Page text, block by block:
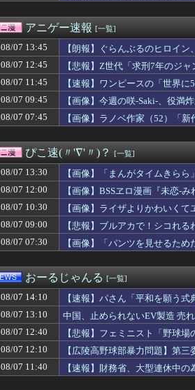
先月2人目が生まれたんだけど大学までの学
【動画】デブの喧嘩 ガチでヤバい……
ジャンポケ斉藤の被害女性「バウムクーヘン
【画像】このAIライザちゃん、明らかにおっ
【画像】ロッテ「アイスとコラボするポケモ
高校野球の暑さ対策として18時から4試合深
韓国人「悲報：FIFA会長にさえ2002年W杯
【画像】甲子園のチアさん、優勝レベルが発
巨乳女さん「この度、Tiffanyの婚約指輪を貰
【総務省人事】エース級の財務官僚・一松
【悲報】高野連「暑熱対策で第2試合は13:30
ガジェットってなに？
【極旨牛鉄板】吉野家のステーキ定食1500円
おじさんワイ、『HUNTER×HUNTER』のキ
【悲報】布団ちゃん、今回の老人会RUSTは
新内眞衣さん、やはり妖艶、大変なことにな
【ウマ娘】ローソンコラボ、『なりきり！か
【ラブライブ！】瑠璃乃とみおんのメスガキ
【悲報】積水ハウス「地面師に55億円騙し
「インコを見せてあげる」少女を公園内に誘
【にじさんじ】レヴィちゃん、3Dライブ「
「この名前このライダーに使ったの勿体ない
韓国人「中東の緊張が再燃…イランのドロー
【衝撃】韓国人「井上尚弥が初めて“人間”に
【画像】小倉ゆうか(27)さん、7年ぶり『
リアルで好きと言っても引かれないアニメ
【朗報】瀬戸口心月のノーバン始球式動画、
アニゲー速報 [一覧]
08/07 13:45
【朗報】ぐらんぶるのヒロイン
08/07 12:45
【悲報】Z世代「求刑7年のジ
08/07 11:45
【速報】ワンピースの「世界
08/07 09:45
【画像】今週の咲-Saki-、役満
08/07 07:45
【画像】ラノベ作家（52）「
ぴこ速(〃'∇'〃)？ [一覧]
08/07 13:30
【画像】「まんがタイムきら
08/07 12:00
【画像】BSSヱロ漫画『未恋-
08/07 10:30
【画像】ライザよりかわいく
08/07 09:00
【悲報】ブルアカで！シコれ
08/07 07:30
【画像】「パンツを見せるた
おーるじゃんる [一覧]
08/07 14:10
【速報】パさん「平和を願う
忘れる
08/07 13:10
中国、止められないEV製造 売
08/07 12:40
【悲報】フェミニスト「野球
08/07 12:10
【広陵高野球部暴力問題】第
賠償請求訴訟を起こす方針
08/07 11:40 【速報】財務省、大型連休中